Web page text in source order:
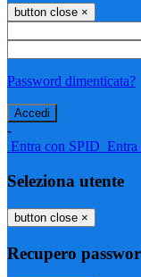
button close ×
Password dimenticata?
-
Entra con SPID Entra
Seleziona utente
button close ×
Recupero